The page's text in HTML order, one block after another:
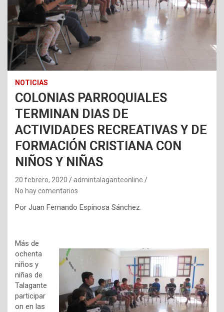
NOTICIAS
COLONIAS PARROQUIALES
TERMINAN DIAS DE
ACTIVIDADES RECREATIVAS Y DE
FORMACIÓN CRISTIANA CON
NIÑOS Y NIÑAS
20 febrero, 2020
admintalaganteonline
No hay comentarios
Por Juan Fernando Espinosa Sánchez.
Más de
ochenta
niños y
niñas de
Talagante
participar
on en las